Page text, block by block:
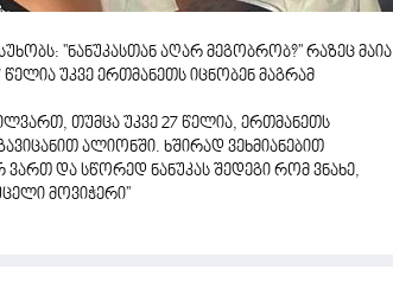
''ნანუკასთან აღარ მეგობრობ?'' რაზეც მაია
უკვე ერთმანეთს იცნობენ მაგრამ
თუმცა უკვე 27 წელია, ერთმანეთს
ალიონში. ხშირად ვეხმიანებით
ვართ და სწორედ ნანუკას შედეგი რომ ვნახე,
მოვიჭერი''